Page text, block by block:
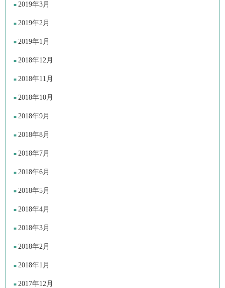
2019年3月
2019年2月
2019年1月
2018年12月
2018年11月
2018年10月
2018年9月
2018年8月
2018年7月
2018年6月
2018年5月
2018年4月
2018年3月
2018年2月
2018年1月
2017年12月